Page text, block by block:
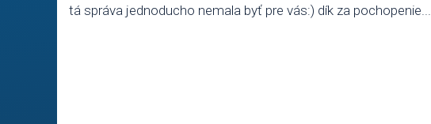
tá správa jednoducho nemala byť pre vás:) dík za pochopenie...